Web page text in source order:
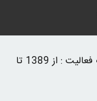
تکنولوژی به زبان ساده | مدت فعالیت : از 1389 تا